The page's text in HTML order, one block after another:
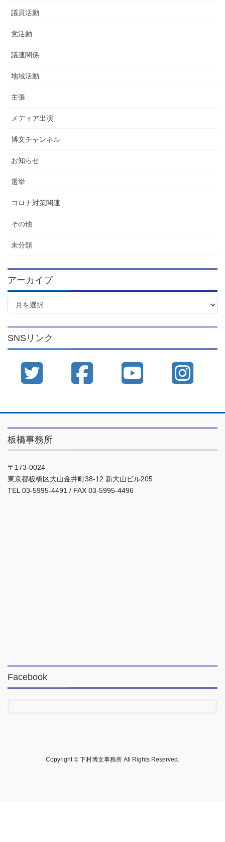
議員活動
党活動
議連関係
地域活動
主張
メディア出演
博文チャンネル
お知らせ
選挙
コロナ対策関連
その他
未分類
アーカイブ
ア
イ
ブ
SNSリンク
板橋事務所
〒173-0024
東京都板橋区大山金井町38-12 新大山ビル205
TEL 03-5995-4491 / FAX 03-5995-4496
Facebook
Copyright © 下村博文事務所 All Rights Reserved.